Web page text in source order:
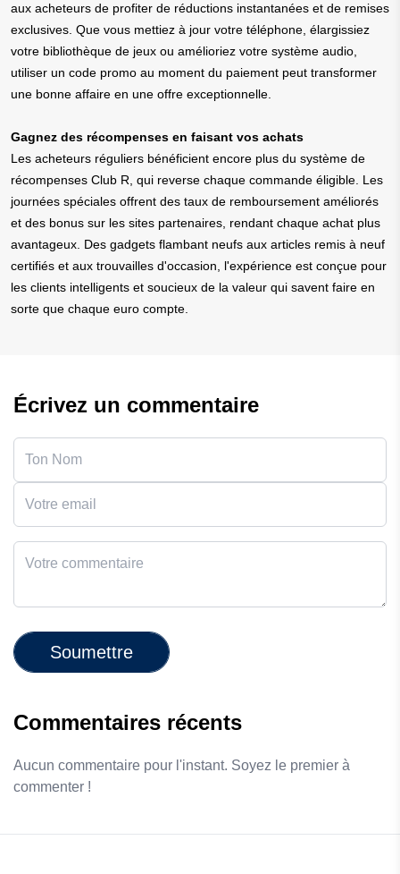
aux acheteurs de profiter de réductions instantanées et de remises
exclusives. Que vous mettiez à jour votre téléphone, élargissiez
votre bibliothèque de jeux ou amélioriez votre système audio,
utiliser un code promo au moment du paiement peut transformer
une bonne affaire en une offre exceptionnelle.
Gagnez des récompenses en faisant vos achats
Les acheteurs réguliers bénéficient encore plus du système de
récompenses Club R, qui reverse chaque commande éligible. Les
journées spéciales offrent des taux de remboursement améliorés
et des bonus sur les sites partenaires, rendant chaque achat plus
avantageux. Des gadgets flambant neufs aux articles remis à neuf
certifiés et aux trouvailles d'occasion, l'expérience est conçue pour
les clients intelligents et soucieux de la valeur qui savent faire en
sorte que chaque euro compte.
Écrivez un commentaire
Soumettre
Commentaires récents
Aucun commentaire pour l'instant. Soyez le premier à
commenter !